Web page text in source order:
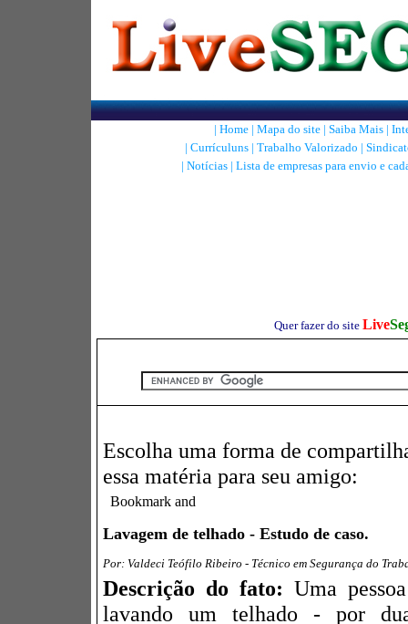
| Home| Mapa do site| Saiba Mais|
| Currículuns| Trabalho Valorizado |
| Notícias | Lista de empresas para envio e
Quer fazer do site Live
Escolha uma forma de
essa matéria para seu amigo:
Lavagem de telhado - Estudo de caso.
Por: Valdeci Teófilo Ribeiro - Técnico em Segurança do
Descrição do fato: Uma
lavando um telhado - por